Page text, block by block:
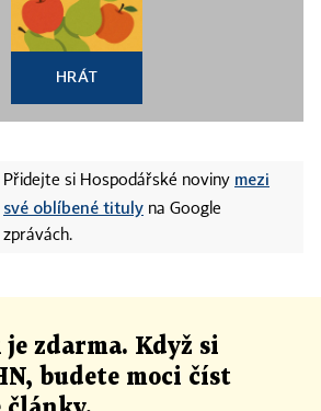
HRÁT
Přidejte si Hospodářské noviny mezi
své oblíbené tituly na Google
zprávách.
je zdarma. Když si
budete moci číst